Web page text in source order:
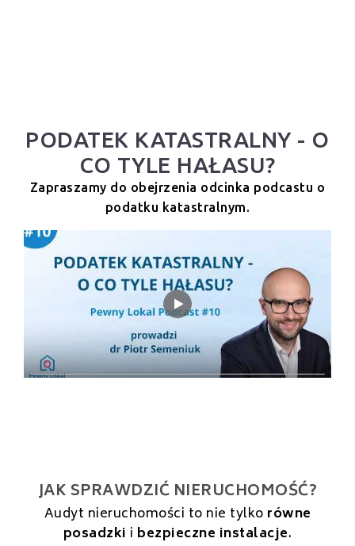
PODATEK KATASTRALNY - O
CO TYLE HAŁASU?
Zapraszamy do obejrzenia odcinka podcastu o
podatku katastralnym.
JAK SPRAWDZIĆ NIERUCHOMOŚĆ?
Audyt nieruchomości to nie tylko równe
posadzki i bezpieczne instalacje.